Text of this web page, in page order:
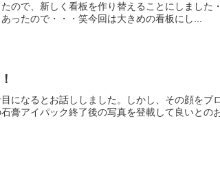
ので、新しく看板を作り替えることにしまし
ったので・・・笑今回は大きめの看板にし...
になるとお話ししました。しかし、その顔を
膏アイパック終了後の写真を登載して良いとの